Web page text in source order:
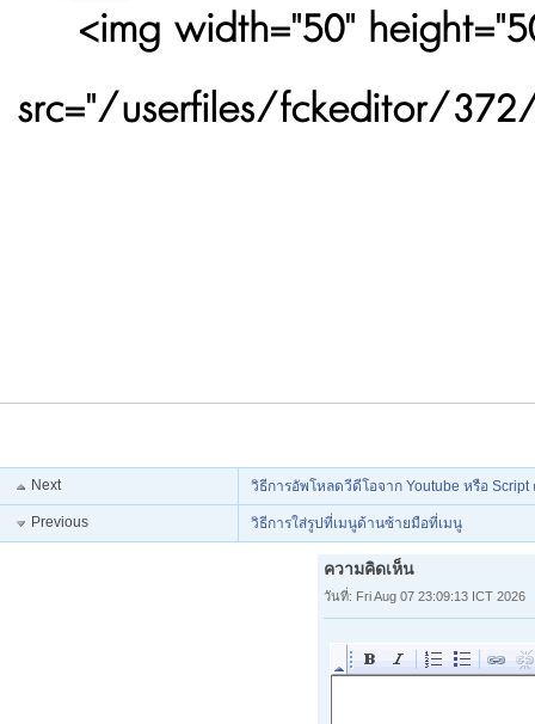
<img width="50"
src="/userfiles/fckeditor/
Next วิธีการอัพโหลดวีดีโอจาก Youtube หรือ Script
Previous วิธีการใส่รูปที่เมนูด้านซ้ายมือที่เมนู
ความคิดเห็น
วันที่: Fri Aug 07 23:09:13 ICT 2026